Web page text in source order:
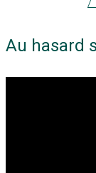
Au hasard